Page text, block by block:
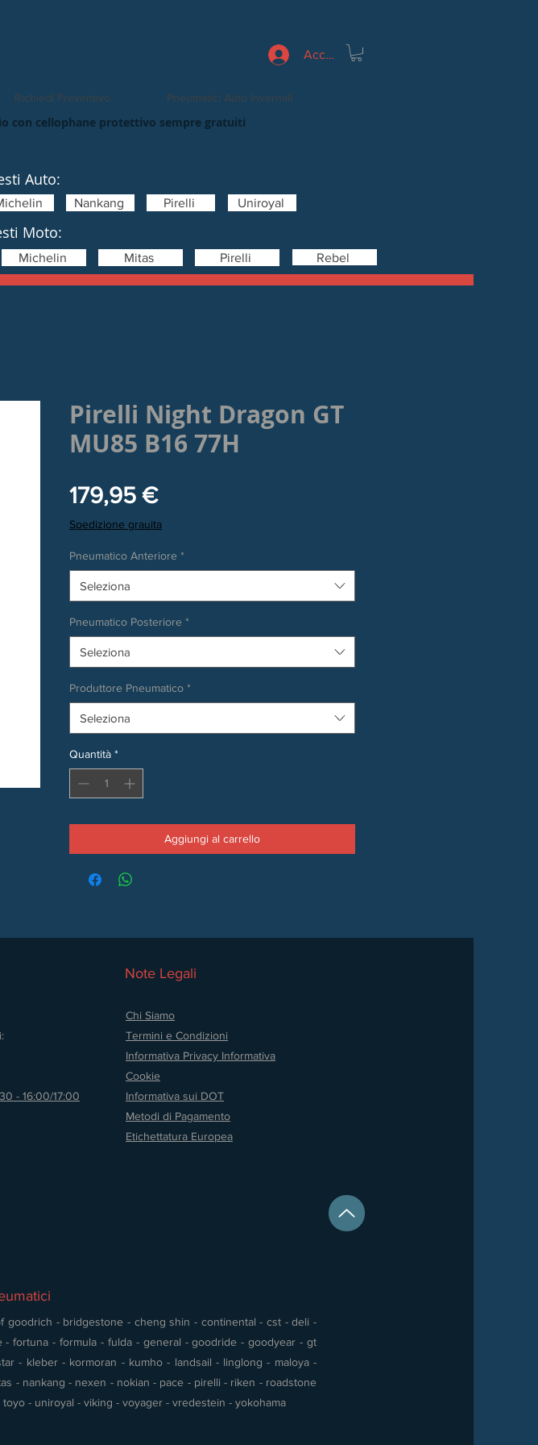
Accedi
Richiedi Preventivo Pneumatici Auto Invernali
con cellophane protettivo sempre gratuiti
Auto:
Nankang Pirelli Uniroyal
Moto:
Michelin Mitas Pirelli Rebel
Pirelli Night Dragon GT
MU85 B16 77H
179,95 €Prezzo
Spedizione grauita
Pneumatico Anteriore *
Seleziona
Pneumatico Posteriore *
Seleziona
Produttore Pneumatico *
Seleziona
Quantità *
Aggiungi al carrello
- 16:00/17:00
Note Legali
Chi Siamo
Termini e Condizioni
Informativa Privacy Informativa
Cookie
Informativa sui DOT
Metodi di Pagamento
Etichettatura Europea
goodrich - bridgestone - cheng shin - continental - cst - deli -
fortuna - formula - fulda - general - goodride - goodyear - gt
- kleber - kormoran - kumho - landsail - linglong - maloya -
- nankang - nexen - nokian - pace - pirelli - riken - roadstone
- uniroyal - viking - voyager - vredestein - yokohama